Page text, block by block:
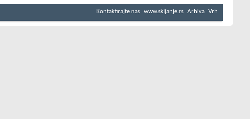
Kontaktirajte nas www.skijanje.rs Arhiva Vrh